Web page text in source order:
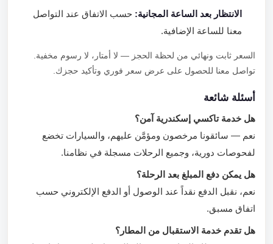
الانتظار بعد الساعة المجانية:حسب الاتفاق عند التواصل
معنا للساعة الإضافية.
السعر ثابت ونهائي من لحظة الحجز — لا أمتار، لا رسوم مخفية.
تواصل معنا للحصول على عرض سعر فوري وتأكيد حجزك.
أسئلة شائعة
هل خدمة تاكسي إسكندرية آمن؟
نعم — سائقونا مرخصون ومؤمَّن عليهم، والسيارات تخضع
لفحوصات دورية، وجميع الرحلات مسجلة في نظامنا.
هل يمكن دفع المبلغ بعد الرحلة؟
نعم، نقبل الدفع نقداً عند الوصول أو الدفع الإلكتروني حسب
اتفاق مسبق.
هل تقدم خدمة الاستقبال من المطار؟